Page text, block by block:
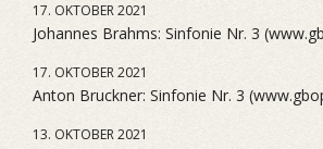
17. OKTOBER 2021
Johannes Brahms: Sinfonie Nr. 3
17. OKTOBER 2021
Anton Bruckner: Sinfonie Nr. 3
13. OKTOBER 2021